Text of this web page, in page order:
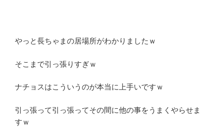
やっと長ちゃまの居場所がわかりましたｗ
そこまで引っ張りすぎｗ
ナチョスはこういうのが本当に上手いですｗ
引っ張って引っ張ってその間に他の事をうまくやらせま
すｗ